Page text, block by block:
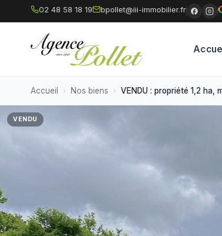
02 48 58 18 19 bpollet@iii-immobilier.fr
Accueil Nos biens VENDU : propriété 1,2 ha,
VENDU